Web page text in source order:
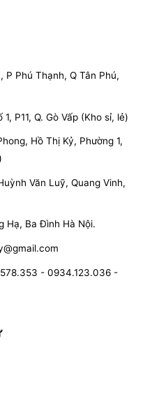
P Phú Thạnh, Q Tân Phú,
P11, Q. Gò Vấp (Kho sỉ, lẻ)
Hồ Thị Kỷ, Phường 1,
Văn Luỹ, Quang Vinh,
Hạ, Ba Đình Hà Nội.
- 0934.123.036 -